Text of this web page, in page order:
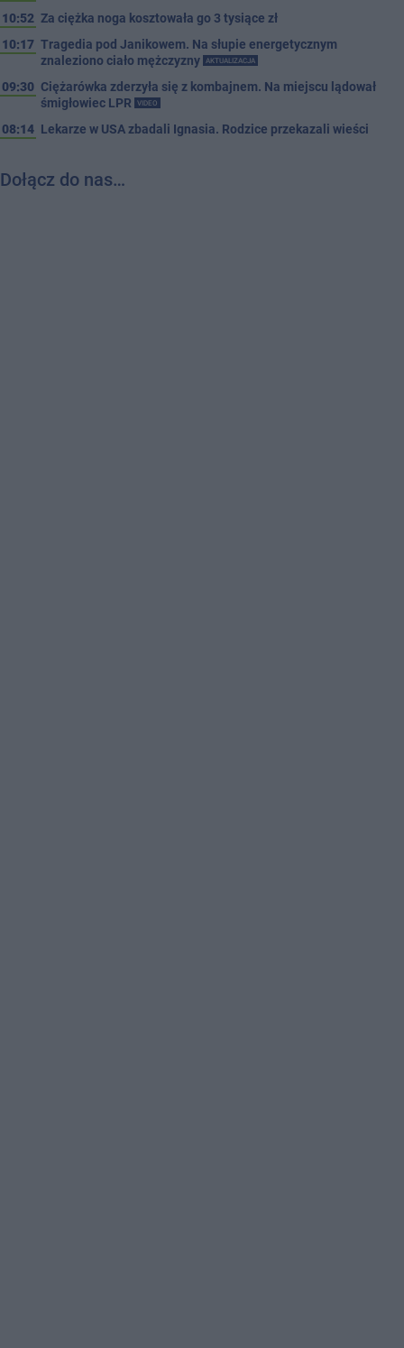
10:52 Za ciężka noga kosztowała go 3 tysiące zł
10:17 Tragedia pod Janikowem. Na słupie energetycznym
znaleziono ciało mężczyzny
AKTUALIZACJA
09:30 Ciężarówka zderzyła się z kombajnem. Na miejscu lądował
śmigłowiec LPR
VIDEO
08:14 Lekarze w USA zbadali Ignasia. Rodzice przekazali wieści
Dołącz do nas…